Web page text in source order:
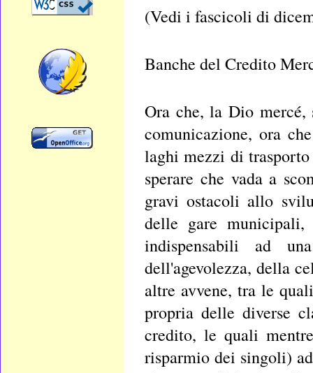
(Vedi i fascicoli di
Banche del Credito
Ora che, la Dio
comunicazione, ora
laghi mezzi di
sperare che vada a
gravi ostacoli allo
delle gare
indispensabili ad
dell'agevolezza, della
altre avvene, tra le
propria delle diverse
credito, le quali
risparmio dei singoli)